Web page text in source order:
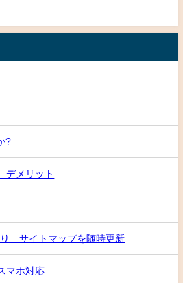
?
デメリット
サイトマップを随時更新
マホ対応